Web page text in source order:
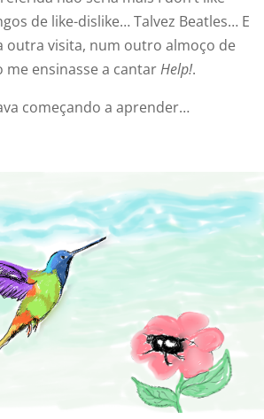
de like-dislike… Talvez Beatles… E
outra visita, num outro almoço de
ensinasse a cantarHelp!.
começando a aprender…